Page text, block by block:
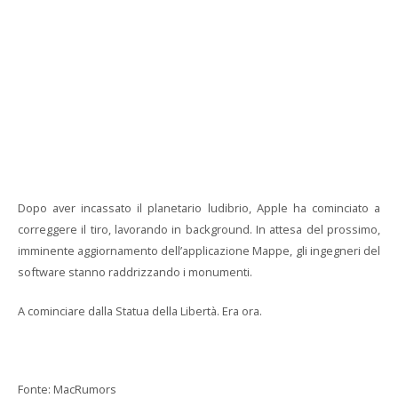
Dopo aver incassato il planetario ludibrio, Apple ha cominciato a
correggere il tiro, lavorando in background. In attesa del prossimo,
imminente aggiornamento dell’applicazione Mappe, gli ingegneri del
software stanno raddrizzando i monumenti.
A cominciare dalla Statua della Libertà. Era ora.
Fonte: MacRumors